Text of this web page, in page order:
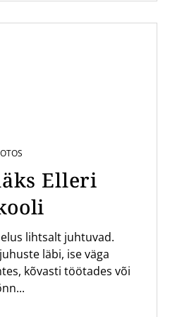
Elleri
lihtsalt juhtuvad.
läbi, ise väga
kõvasti töötades või